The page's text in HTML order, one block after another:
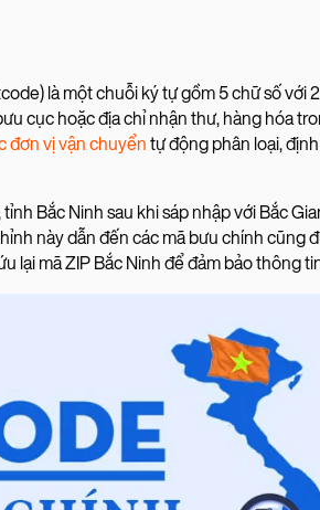
là một chuỗi ký tự gồm 5 chữ số với
cục hoặc địa chỉ nhận thư, hàng hóa
đơn vị vận chuyển tự động phân loại,
Bắc Ninh sau khi sáp nhập với Bắc
này dẫn đến các mã bưu chính cũng
lại mã ZIP Bắc Ninh để đảm bảo thông